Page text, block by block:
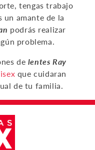
tengas trabajo
un amante de la
podrás realizar
problema.
de lentes Ray
que cuidaran
de tu familia.